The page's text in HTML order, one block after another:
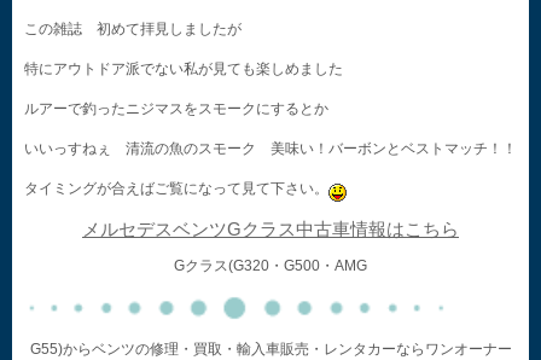
この雑誌 初めて拝見しましたが
特にアウトドア派でない私が見ても楽しめました
ルアーで釣ったニジマスをスモークにするとか
いいっすねぇ 清流の魚のスモーク 美味い！バーボンとベストマッチ！！
タイミングが合えばご覧になって見て下さい。
メルセデスベンツGクラス中古車情報はこちら
Gクラス(G320・G500・AMG
G55)からベンツの修理・買取・輸入車販売・レンタカーならワンオーナー